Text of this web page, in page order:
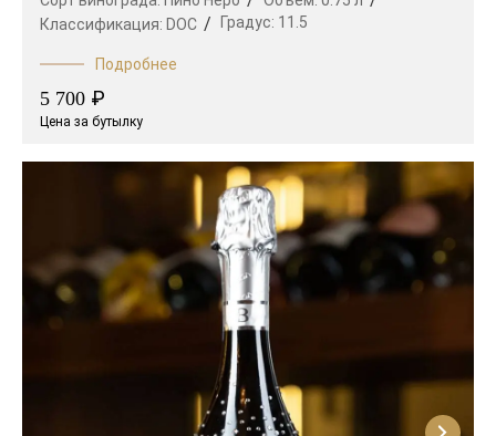
Классификация: DOC Градус: 11.5
Подробнее
5 700 ₽
Цена за бутылку